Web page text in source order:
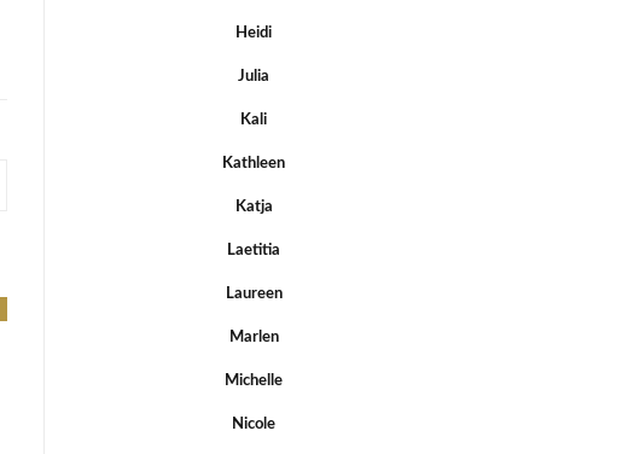
Heidi
Julia
Kali
Kathleen
Katja
Laetitia
Laureen
Marlen
Michelle
Nicole